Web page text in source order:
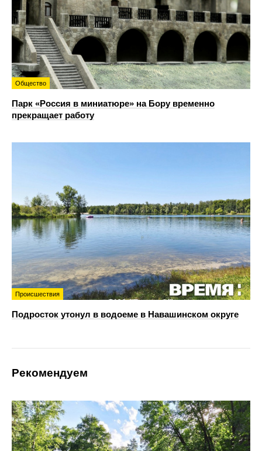
Общество
Парк «Россия в миниатюре» на Бору временно
прекращает работу
Происшествия
Подросток утонул в водоеме в Навашинском округе
Рекомендуем